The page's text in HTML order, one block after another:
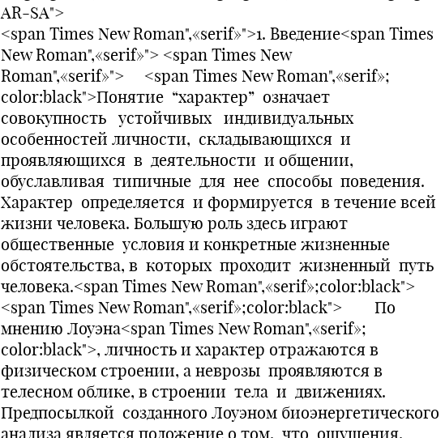
AR-SA">
<span Times New Roman",«serif»">1. Введение<span Times
New Roman",«serif»"> <span Times New
Roman",«serif»"> <span Times New Roman",«serif»;
color:black">Понятие “характер” означает
совокупность устойчивых индивидуальных
особенностей личности, складывающихся и
проявляющихся в деятельности и общении,
обуславливая типичные для нее способы поведения.
Характер определяется и формируется в течение всей
жизни человека. Большую роль здесь играют
общественные условия и конкретные жизненные
обстоятельства, в которых проходит жизненный путь
человека.<span Times New Roman",«serif»;color:black">
<span Times New Roman",«serif»;color:black"> По
мнению Лоуэна<span Times New Roman",«serif»;
color:black">, личность и характер отражаются в
физическом строении, а неврозы проявляются в
телесном облике, в строении тела и движениях.
Предпосылкой созданного Лоуэном биоэнергетического
анализа является положение о том, что ощущения,